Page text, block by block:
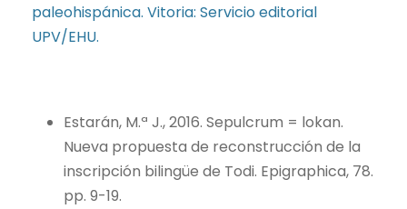
paleohispánica. Vitoria: Servicio editorial
UPV/EHU.
Estarán, M.ª J., 2016. Sepulcrum = lokan.
Nueva propuesta de reconstrucción de la
inscripción bilingüe de Todi. Epigraphica, 78.
pp. 9-19.